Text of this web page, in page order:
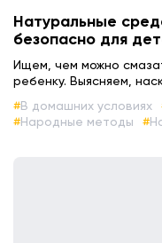
Натуральные
безопасно для
Ищем, чем можно
ребенку. Выясняем,
В домашних условиях
Народные методы